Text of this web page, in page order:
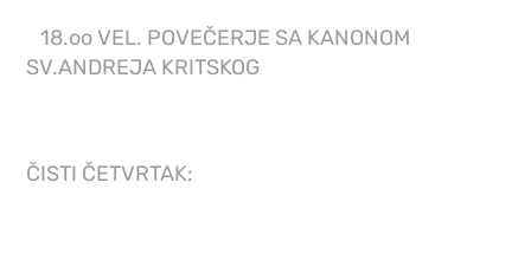
18.oo VEL. POVEČERJE SA KANONOM
SV.ANDREJA KRITSKOG
ČISTI ČETVRTAK: